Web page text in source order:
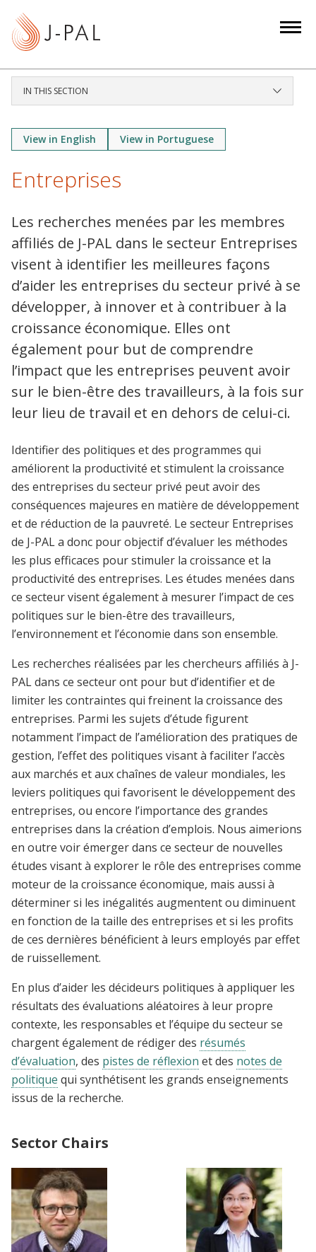
IN THIS SECTION
View in English View in Portuguese
Entreprises
Les recherches menées par les membres
affiliés de J-PAL dans le secteur Entreprises
visent à identifier les meilleures façons
d’aider les entreprises du secteur privé à se
développer, à innover et à contribuer à la
croissance économique. Elles ont
également pour but de comprendre
l’impact que les entreprises peuvent avoir
sur le bien-être des travailleurs, à la fois sur
leur lieu de travail et en dehors de celui-ci.
Identifier des politiques et des programmes qui
améliorent la productivité et stimulent la croissance
des entreprises du secteur privé peut avoir des
conséquences majeures en matière de développement
et de réduction de la pauvreté. Le secteur Entreprises
de J-PAL a donc pour objectif d’évaluer les méthodes
les plus efficaces pour stimuler la croissance et la
productivité des entreprises. Les études menées dans
ce secteur visent également à mesurer l’impact de ces
politiques sur le bien-être des travailleurs,
l’environnement et l’économie dans son ensemble.
Les recherches réalisées par les chercheurs affiliés à J-
PAL dans ce secteur ont pour but d’identifier et de
limiter les contraintes qui freinent la croissance des
entreprises. Parmi les sujets d’étude figurent
notamment l’impact de l’amélioration des pratiques de
gestion, l’effet des politiques visant à faciliter l’accès
aux marchés et aux chaînes de valeur mondiales, les
leviers politiques qui favorisent le développement des
entreprises, ou encore l’importance des grandes
entreprises dans la création d’emplois. Nous aimerions
en outre voir émerger dans ce secteur de nouvelles
études visant à explorer le rôle des entreprises comme
moteur de la croissance économique, mais aussi à
déterminer si les inégalités augmentent ou diminuent
en fonction de la taille des entreprises et si les profits
de ces dernières bénéficient à leurs employés par effet
de ruissellement.
En plus d’aider les décideurs politiques à appliquer les
résultats des évaluations aléatoires à leur propre
contexte, les responsables et l’équipe du secteur se
chargent également de rédiger des résumés
d’évaluation, des pistes de réflexion et des notes de
politique qui synthétisent les grands enseignements
issus de la recherche.
Sector Chairs